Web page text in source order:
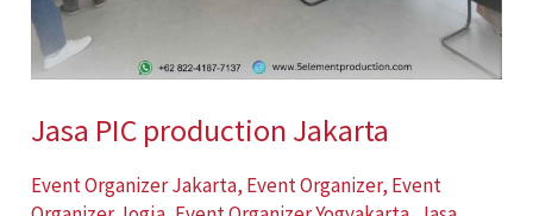
Jasa PIC production Jakarta
Event Organizer Jakarta, Event Organizer, Event